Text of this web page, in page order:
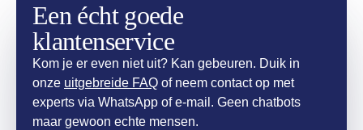
Een écht goede
klantenservice
Kom je er even niet uit? Kan gebeuren. Duik in
onze uitgebreide FAQ of neem contact op met
experts via WhatsApp of e-mail. Geen chatbots
maar gewoon echte mensen.